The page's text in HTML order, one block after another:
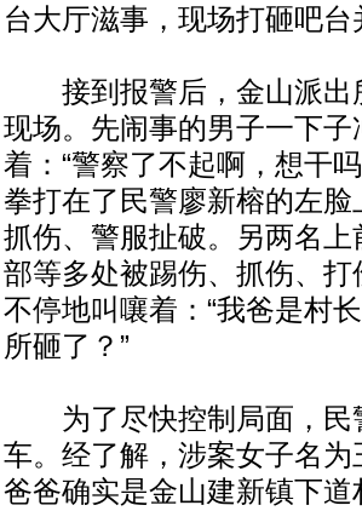
台大厅滋事，现场打砸吧台
接到报警后，金山派出
现场。先闹事的男子一下
着：“警察了不起啊，想干
拳打在了民警廖新榕的左
抓伤、警服扯破。另两名
部等多处被踢伤、抓伤、
不停地叫嚷着：“我爸是村
所砸了？”
为了尽快控制局面，民
车。经了解，涉案女子名
爸爸确实是金山建新镇下